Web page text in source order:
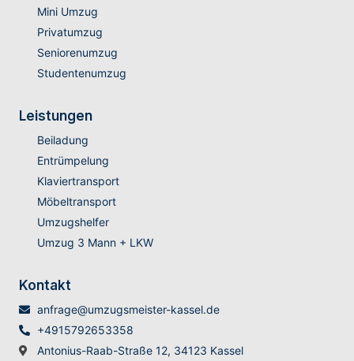
Mini Umzug
Privatumzug
Seniorenumzug
Studentenumzug
Leistungen
Beiladung
Entrümpelung
Klaviertransport
Möbeltransport
Umzugshelfer
Umzug 3 Mann + LKW
Kontakt
anfrage@umzugsmeister-kassel.de
+4915792653358
Antonius-Raab-Straße 12, 34123 Kassel